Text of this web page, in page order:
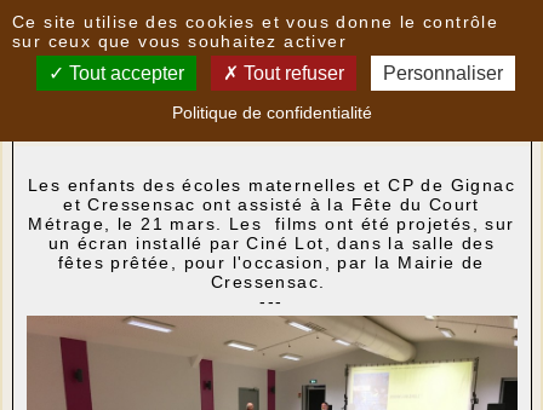
Nouvelles
Les enfants des écoles ont assisté à la Fête du
Les enfants des écoles maternelles et CP de Gignac
et Cressensac ont assisté à la Fête du Court
Métrage, le 21 mars. Les films ont été projetés, sur
un écran installé par Ciné Lot, dans la salle des
fêtes prêtée, pour l'occasion, par la Mairie de
Cressensac.
---
Ce site utilise des cookies et vous donne le contrôle
sur ceux que vous souhaitez activer
Tout accepter Tout refuser Personnaliser
Politique de confidentialité